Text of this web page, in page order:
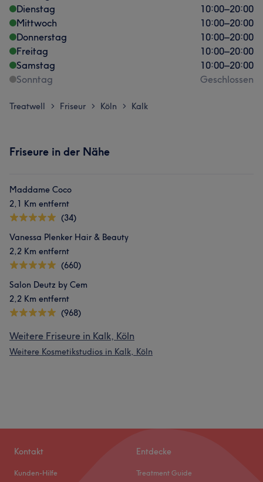
Dienstag
10:00–20:00
Mittwoch
10:00–20:00
Donnerstag
10:00–20:00
Freitag
10:00–20:00
Samstag
10:00–20:00
Sonntag
Geschlossen
Treatwell > Friseur > Köln > Kalk
Friseure in der Nähe
Maddame Coco
2,1 Km entfernt
(34)
Vanessa Plenker Hair & Beauty
2,2 Km entfernt
(660)
Salon Deutz by Cem
2,2 Km entfernt
(968)
Weitere Friseure in Kalk, Köln
Weitere Kosmetikstudios in Kalk, Köln
Kontakt
Kunden-Hilfe
Entdecke
Treatment Guide